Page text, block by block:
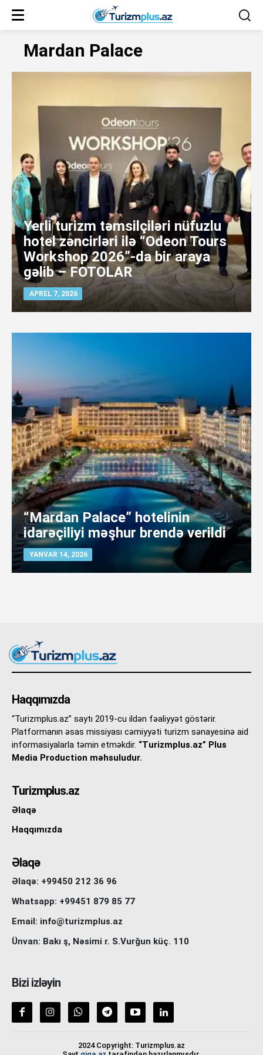
Mardan Palace
Yerli turizm təmsilçiləri nüfuzlu
hotel zəncirləri ilə “Odeon Tours
Workshop 2026”-da bir araya
gəlib – FOTOLAR
APREL 7, 2026
“Mardan Palace” hotelinin
idarəçiliyi məşhur brendə verildi
YANVAR 14, 2026
Haqqımızda
“Turizmplus.az” saytı 2019-cu ildən fəaliyyət göstərir.
Platformanın əsas missiyası cəmiyyəti turizm sənayesinə aid
informasiyalarla təmin etməkdir. “Turizmplus.az” Plus
Media Production məhsuludur.
Turizmplus.az
Əlaqə
Haqqımızda
Əlaqə
Əlaqə: +99450 212 36 96
Whatsapp: +99451 879 85 77
Email: info@turizmplus.az
Ünvan: Bakı ş, Nəsimi r. S.Vurğun küç. 110
Bizi izləyin
2024 Copyright: Turizmplus.az